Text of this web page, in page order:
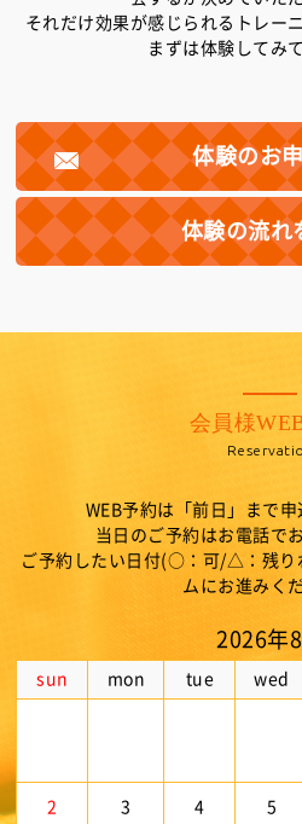
それだけ効果が感じられるトレー
まずは体験してみ
体験のお
体験の流れ
会員様
WEB予約は「前日」まで申
当日のご予約はお電話で
ご予約したい日付(○：可/△：残り
ムにお進みく
2026年8
sun mon tue wed
2 3 4 5